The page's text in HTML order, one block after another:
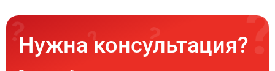
Нужна консультация?